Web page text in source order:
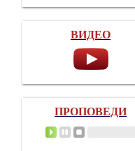
ВИДЕО
ПРОПОВЕДИ